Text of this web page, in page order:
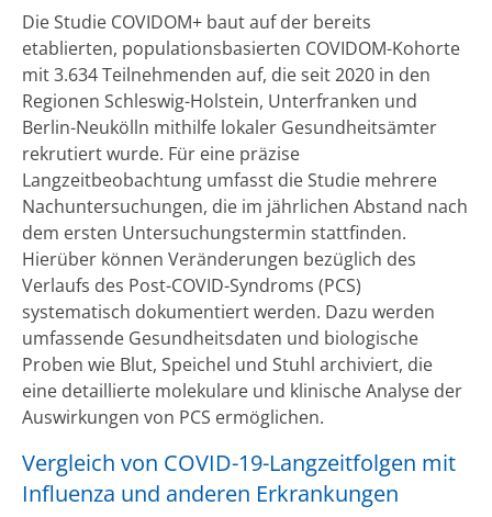
Die Studie COVIDOM+ baut auf der bereits
etablierten, populationsbasierten COVIDOM-Kohorte
mit 3.634 Teilnehmenden auf, die seit 2020 in den
Regionen Schleswig-Holstein, Unterfranken und
Berlin-Neukölln mithilfe lokaler Gesundheitsämter
rekrutiert wurde. Für eine präzise
Langzeitbeobachtung umfasst die Studie mehrere
Nachuntersuchungen, die im jährlichen Abstand nach
dem ersten Untersuchungstermin stattfinden.
Hierüber können Veränderungen bezüglich des
Verlaufs des Post-COVID-Syndroms (PCS)
systematisch dokumentiert werden. Dazu werden
umfassende Gesundheitsdaten und biologische
Proben wie Blut, Speichel und Stuhl archiviert, die
eine detaillierte molekulare und klinische Analyse der
Auswirkungen von PCS ermöglichen.
Vergleich von COVID-19-Langzeitfolgen mit
Influenza und anderen Erkrankungen